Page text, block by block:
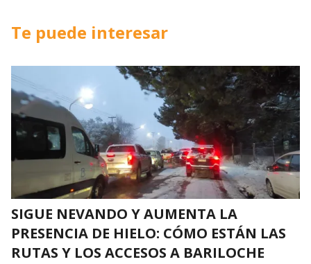
Te puede interesar
SIGUE NEVANDO Y AUMENTA LA
PRESENCIA DE HIELO: CÓMO ESTÁN LAS
RUTAS Y LOS ACCESOS A BARILOCHE